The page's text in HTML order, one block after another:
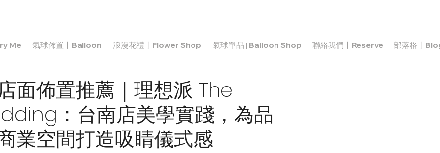
Me 氣球佈置丨Balloon 浪漫花禮丨Flower Shop 氣球單品 | Balloon Shop 聯絡我們丨Reserve 部落格丨
面佈置推薦｜理想派 The
：台南店美學實踐，為品
業空間打造吸睛儀式感